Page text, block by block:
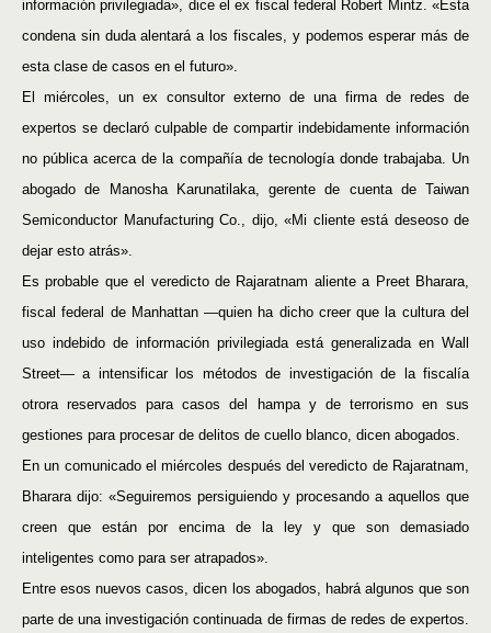
información privilegiada», dice el ex fiscal federal Robert Mintz. «Esta
condena sin duda alentará a los fiscales, y podemos esperar más de
esta clase de casos en el futuro».
El miércoles, un ex consultor externo de una firma de redes de
expertos se declaró culpable de compartir indebidamente información
no pública acerca de la compañía de tecnología donde trabajaba. Un
abogado de Manosha Karunatilaka, gerente de cuenta de Taiwan
Semiconductor Manufacturing Co., dijo, «Mi cliente está deseoso de
dejar esto atrás».
Es probable que el veredicto de Rajaratnam aliente a Preet Bharara,
fiscal federal de Manhattan —quien ha dicho creer que la cultura del
uso indebido de información privilegiada está generalizada en Wall
Street— a intensificar los métodos de investigación de la fiscalía
otrora reservados para casos del hampa y de terrorismo en sus
gestiones para procesar de delitos de cuello blanco, dicen abogados.
En un comunicado el miércoles después del veredicto de Rajaratnam,
Bharara dijo: «Seguiremos persiguiendo y procesando a aquellos que
creen que están por encima de la ley y que son demasiado
inteligentes como para ser atrapados».
Entre esos nuevos casos, dicen los abogados, habrá algunos que son
parte de una investigación continuada de firmas de redes de expertos.